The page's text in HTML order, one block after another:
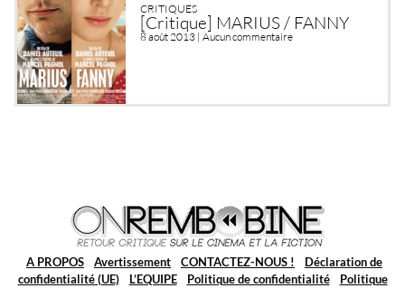
CRITIQUES
[Critique] MARIUS / FANNY
8 août 2013 | Aucun commentaire
A PROPOS Avertissement CONTACTEZ-NOUS !
Déclaration de
confidentialité (UE)
L’EQUIPE Politique de confidentialité
Politique